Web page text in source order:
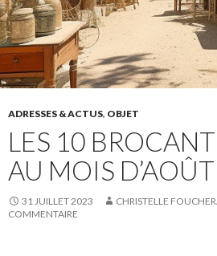
ADRESSES & ACTUS, OBJET
LES 10
AU MOIS D’AOÛT
31 JUILLET 2023 CHRISTELLE
COMMENTAIRE